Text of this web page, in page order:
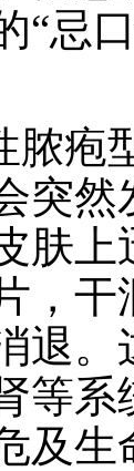
“忌
脓疱
突然
肤上
，干
退。
等系
及生